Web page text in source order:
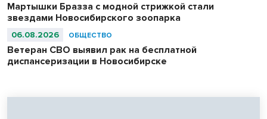
Мартышки Бразза с модной стрижкой стали
звездами Новосибирского зоопарка
06.08.2026 ОБЩЕСТВО
Ветеран СВО выявил рак на бесплатной
диспансеризации в Новосибирске